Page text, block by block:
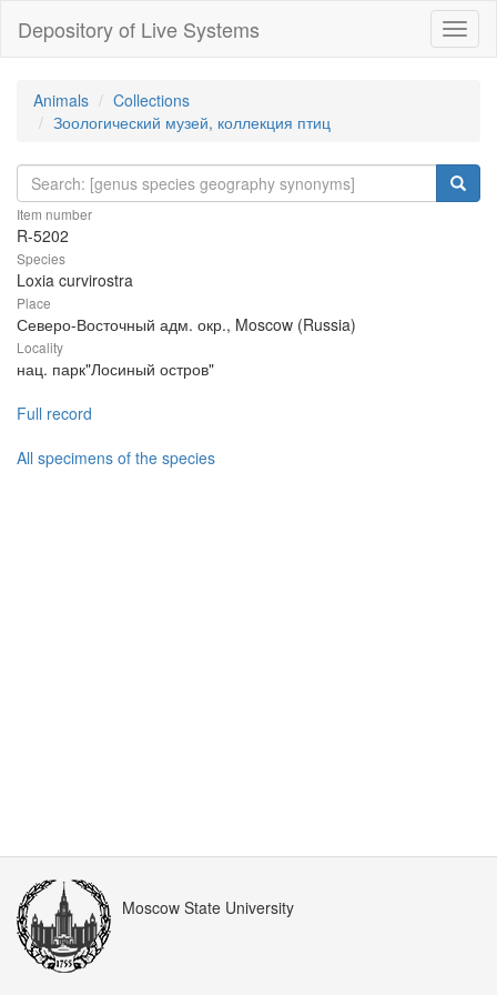
Depository of Live Systems
Animals
Collections
Зоологический музей, коллекция птиц
Item number
R-5202
Species
Loxia curvirostra
Place
Северо-Восточный адм. окр., Moscow (Russia)
Locality
нац. парк"Лосиный остров"
Full record
All specimens of the species
Moscow State University